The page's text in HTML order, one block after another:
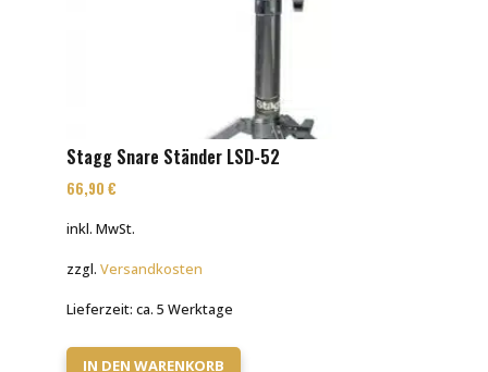
Stagg Snare Ständer LSD-52
66,90 €
inkl. MwSt.
zzgl. Versandkosten
Lieferzeit: ca. 5 Werktage
IN DEN WARENKORB